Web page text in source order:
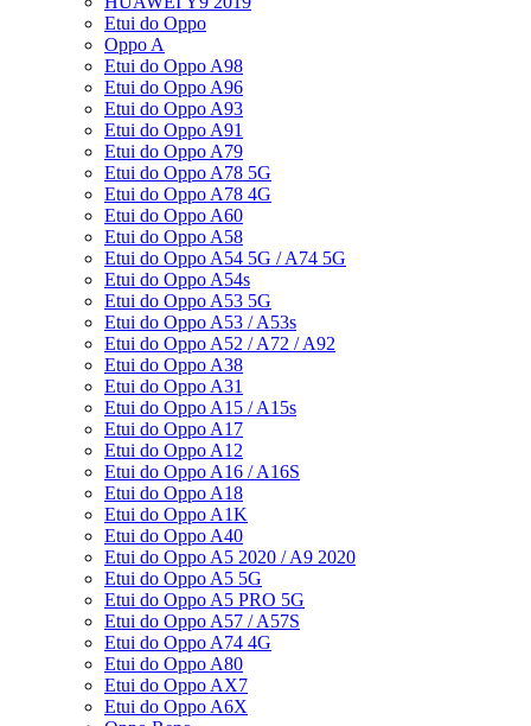
Etui do Oppo
Oppo A
Etui do Oppo A98
Etui do Oppo A96
Etui do Oppo A93
Etui do Oppo A91
Etui do Oppo A79
Etui do Oppo A78 5G
Etui do Oppo A78 4G
Etui do Oppo A60
Etui do Oppo A58
Etui do Oppo A54 5G / A74 5G
Etui do Oppo A54s
Etui do Oppo A53 5G
Etui do Oppo A53 / A53s
Etui do Oppo A52 / A72 / A92
Etui do Oppo A38
Etui do Oppo A31
Etui do Oppo A15 / A15s
Etui do Oppo A17
Etui do Oppo A12
Etui do Oppo A16 / A16S
Etui do Oppo A18
Etui do Oppo A1K
Etui do Oppo A40
Etui do Oppo A5 2020 / A9 2020
Etui do Oppo A5 5G
Etui do Oppo A5 PRO 5G
Etui do Oppo A57 / A57S
Etui do Oppo A74 4G
Etui do Oppo A80
Etui do Oppo AX7
Etui do Oppo A6X